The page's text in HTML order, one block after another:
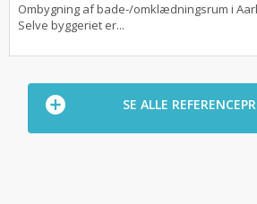
Ombygning af bade-/omklædningsrum i
Selve byggeriet er...
SE ALLE